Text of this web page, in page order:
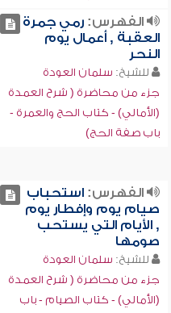
الفهرس:رمي جمرة
العقبة , أعمال يوم
النحر
للشيخ: سلمان العودة
جزء من محاضرة ( شرح العمدة
(الأمالي) - كتاب الحج والعمرة -
باب صفة الحج)
الفهرس:استحباب
صيام يوم وإفطار يوم
, الأيام التي يستحب
صومها
للشيخ: سلمان العودة
جزء من محاضرة ( شرح العمدة
(الأمالي) - كتاب الصيام - باب